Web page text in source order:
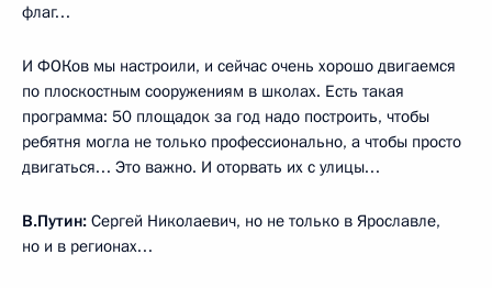
флаг…
И ФОКов мы настроили, и сейчас очень хорошо двигаемся
по плоскостным сооружениям в школах. Есть такая
программа: 50 площадок за год надо построить, чтобы
ребятня могла не только профессионально, а чтобы просто
двигаться… Это важно. И оторвать их с улицы…
В.Путин: Сергей Николаевич, но не только в Ярославле,
но и в регионах…